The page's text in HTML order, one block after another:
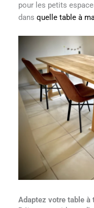
pour les petits
dans quelle table à
Adaptez votre table à